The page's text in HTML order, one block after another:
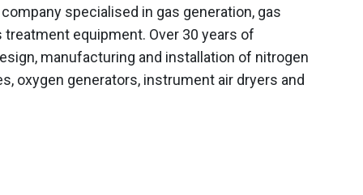
specialised in gas generation, gas
treatment equipment. Over 30 years of
manufacturing and installation of nitrogen
oxygen generators, instrument air dryers and